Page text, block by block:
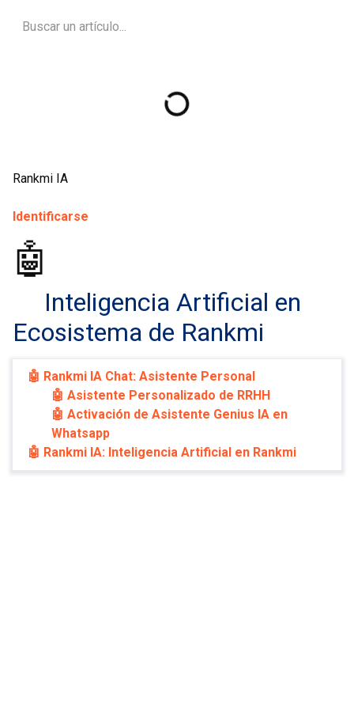
Rankmi IA
Identificarse
🤖
​Inteligencia Artificial en
Ecosistema de Rankmi
🤖 Rankmi IA Chat: Asistente Personal
🤖 Asistente Personalizado de RRHH
🤖 Activación de Asistente Genius IA en
Whatsapp
🤖 Rankmi IA: Inteligencia Artificial en Rankmi